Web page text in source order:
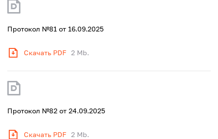
Протокол №81 от 16.09.2025
Скачать PDF 2 Mb.
Протокол №82 от 24.09.2025
Скачать PDF 2 Mb.